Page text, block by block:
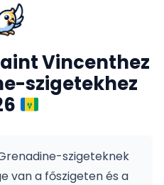
Vincenthez
szigetekhez
szigeteknek
van a főszigeten és a